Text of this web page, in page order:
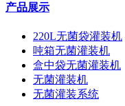
产品展示
220L无菌袋灌装机
吨箱无菌灌装机
盒中袋无菌灌装机
无菌灌装机
无菌灌装系统